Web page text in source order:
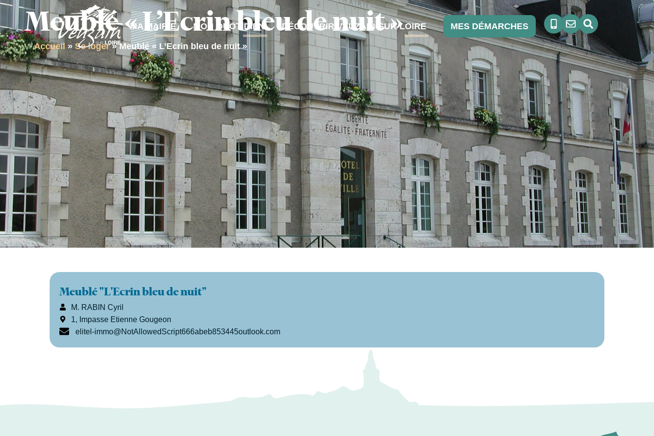
principal
MA MAIRIE MON QUOTIDIEN DÉCOUVRIR VEUZAIN-SUR-LOIRE MES DÉMARCHES
Meublé « L’Ecrin bleu de nuit »
Accueil»Se loger»Meublé « L’Ecrin bleu de nuit »
Meublé "L'Ecrin bleu de nuit"
M. RABIN Cyril
1, Impasse Etienne Gougeon
elitel-immo@NotAllowedScript666abeb853445outlook.com